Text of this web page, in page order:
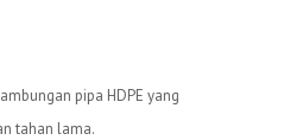
pipa HDPE yang
tahan lama.